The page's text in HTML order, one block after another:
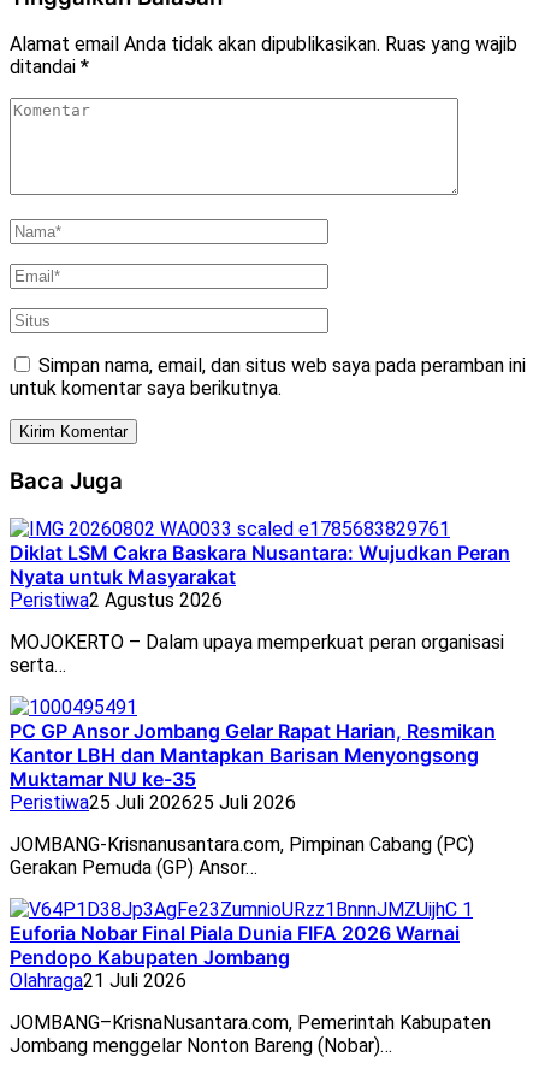
Alamat email Anda tidak akan dipublikasikan. Ruas yang wajib
ditandai *
Simpan nama, email, dan situs web saya pada peramban ini
untuk komentar saya berikutnya.
Baca Juga
Diklat LSM Cakra Baskara Nusantara: Wujudkan Peran
Nyata untuk Masyarakat
Peristiwa2 Agustus 2026
MOJOKERTO – Dalam upaya memperkuat peran organisasi
serta…
PC GP Ansor Jombang Gelar Rapat Harian, Resmikan
Kantor LBH dan Mantapkan Barisan Menyongsong
Muktamar NU ke-35
Peristiwa25 Juli 202625 Juli 2026
JOMBANG-Krisnanusantara.com, Pimpinan Cabang (PC)
Gerakan Pemuda (GP) Ansor…
Euforia Nobar Final Piala Dunia FIFA 2026 Warnai
Pendopo Kabupaten Jombang
Olahraga21 Juli 2026
JOMBANG–KrisnaNusantara.com, Pemerintah Kabupaten
Jombang menggelar Nonton Bareng (Nobar)…